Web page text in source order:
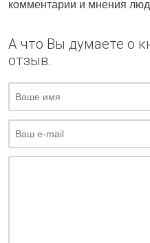
комментарии и мнения
А что Вы думаете о
отзыв.